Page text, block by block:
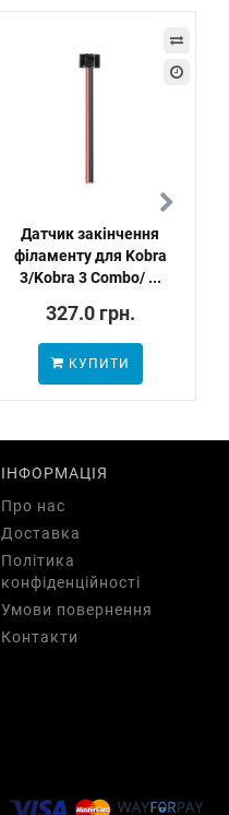
Датчик закінчення
філаменту для Kobra
3/Kobra 3 Combo/ ...
327.0 грн.
КУПИТИ
ІНФОРМАЦІЯ
Про нас
Доставка
Політика
конфіденційності
Умови повернення
Контакти